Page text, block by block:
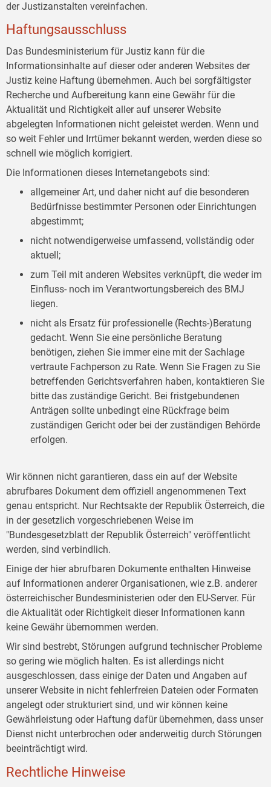
der Justizanstalten vereinfachen.
Haftungsausschluss
Das Bundesministerium für Justiz kann für die
Informationsinhalte auf dieser oder anderen Websites der
Justiz keine Haftung übernehmen. Auch bei sorgfältigster
Recherche und Aufbereitung kann eine Gewähr für die
Aktualität und Richtigkeit aller auf unserer Website
abgelegten Informationen nicht geleistet werden. Wenn und
so weit Fehler und Irrtümer bekannt werden, werden diese so
schnell wie möglich korrigiert.
Die Informationen dieses Internetangebots sind:
allgemeiner Art, und daher nicht auf die besonderen
Bedürfnisse bestimmter Personen oder Einrichtungen
abgestimmt;
nicht notwendigerweise umfassend, vollständig oder
aktuell;
zum Teil mit anderen Websites verknüpft, die weder im
Einfluss- noch im Verantwortungsbereich des BMJ
liegen.
nicht als Ersatz für professionelle (Rechts-)Beratung
gedacht. Wenn Sie eine persönliche Beratung
benötigen, ziehen Sie immer eine mit der Sachlage
vertraute Fachperson zu Rate. Wenn Sie Fragen zu Sie
betreffenden Gerichtsverfahren haben, kontaktieren Sie
bitte das zuständige Gericht. Bei fristgebundenen
Anträgen sollte unbedingt eine Rückfrage beim
zuständigen Gericht oder bei der zuständigen Behörde
erfolgen.
Wir können nicht garantieren, dass ein auf der Website
abrufbares Dokument dem offiziell angenommenen Text
genau entspricht. Nur Rechtsakte der Republik Österreich, die
in der gesetzlich vorgeschriebenen Weise im
"Bundesgesetzblatt der Republik Österreich" veröffentlicht
werden, sind verbindlich.
Einige der hier abrufbaren Dokumente enthalten Hinweise
auf Informationen anderer Organisationen, wie z.B. anderer
österreichischer Bundesministerien oder den EU-Server. Für
die Aktualität oder Richtigkeit dieser Informationen kann
keine Gewähr übernommen werden.
Wir sind bestrebt, Störungen aufgrund technischer Probleme
so gering wie möglich halten. Es ist allerdings nicht
ausgeschlossen, dass einige der Daten und Angaben auf
unserer Website in nicht fehlerfreien Dateien oder Formaten
angelegt oder strukturiert sind, und wir können keine
Gewährleistung oder Haftung dafür übernehmen, dass unser
Dienst nicht unterbrochen oder anderweitig durch Störungen
beeinträchtigt wird.
Rechtliche Hinweise